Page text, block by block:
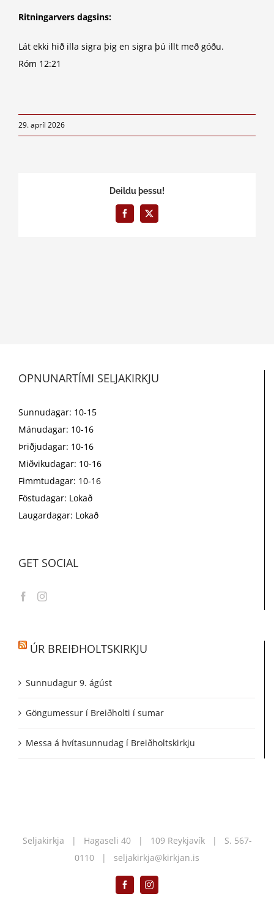
Ritningarvers dagsins:
Lát ekki hið illa sigra þig en sigra þú illt með góðu.
Róm 12:21
29. apríl 2026
Deildu þessu!
Facebook
X
OPNUNARTÍMI SELJAKIRKJU
Sunnudagar: 10-15
Mánudagar: 10-16
Þriðjudagar: 10-16
Miðvikudagar: 10-16
Fimmtudagar: 10-16
Föstudagar: Lokað
Laugardagar: Lokað
GET SOCIAL
ÚR BREIÐHOLTSKIRKJU
Sunnudagur 9. ágúst
Göngumessur í Breiðholti í sumar
Messa á hvítasunnudag í Breiðholtskirkju
Seljakirkja | Hagaseli 40 | 109 Reykjavík | S. 567-
0110 | seljakirkja@kirkjan.is
FacebookInstagram